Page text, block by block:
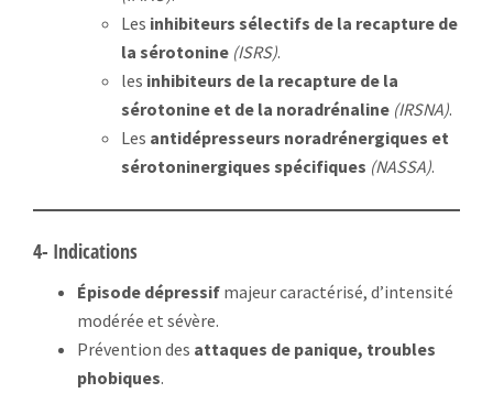
Les inhibiteurs sélectifs de la recapture de
la sérotonine (ISRS).
les inhibiteurs de la recapture de la
sérotonine et de la noradrénaline (IRSNA).
Les antidépresseurs noradrénergiques et
sérotoninergiques spécifiques (NASSA).
4- Indications
Épisode dépressif majeur caractérisé, d’intensité
modérée et sévère.
Prévention des attaques de panique, troubles
phobiques.